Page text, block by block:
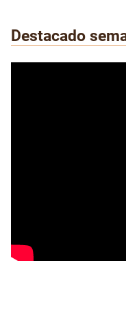
Destacado